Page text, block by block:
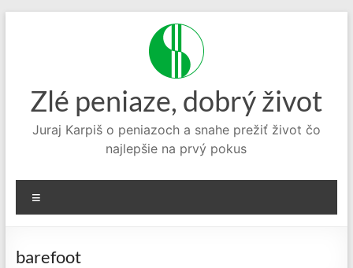
Zlé peniaze, dobrý život
Juraj Karpiš o peniazoch a snahe prežiť život čo
najlepšie na prvý pokus
barefoot